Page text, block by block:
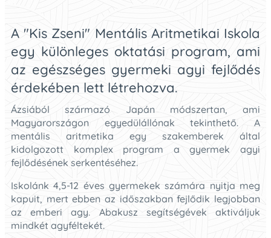
A "Kis Zseni" Mentális Aritmetikai Iskola
egy különleges oktatási program, ami
az egészséges gyermeki agyi fejlődés
érdekében lett létrehozva.
Ázsiából származó Japán módszertan, ami
Magyarországon egyedülállónak tekinthető. A
mentális aritmetika egy szakemberek által
kidolgozott komplex program a gyermek agyi
fejlődésének serkentéséhez.
Iskolánk 4,5-12 éves gyermekek számára nyitja meg
kapuit, mert ebben az időszakban fejlődik legjobban
az emberi agy. Abakusz segítségévek aktiváljuk
mindkét agyféltekét.